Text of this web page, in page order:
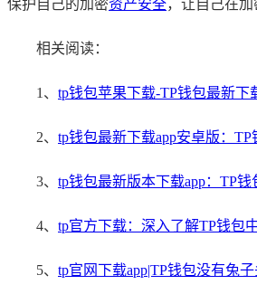
保护自己的加密资产安全，让自己在加
相关阅读：
1、 tp钱包苹果下载-TP钱包最新下
2、 tp钱包最新下载app安卓版：
3、 tp钱包最新版本下载app：TP
4、 tp官方下载：深入了解TP钱包
5、 tp官网下载app|TP钱包没有兔